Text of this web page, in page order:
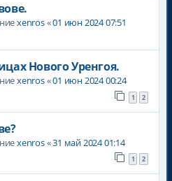
xenros«01 июн 2024 07:51
Нового Уренгоя.
xenros«01 июн 2024 00:24
1 2
xenros«31 май 2024 01:14
1 2